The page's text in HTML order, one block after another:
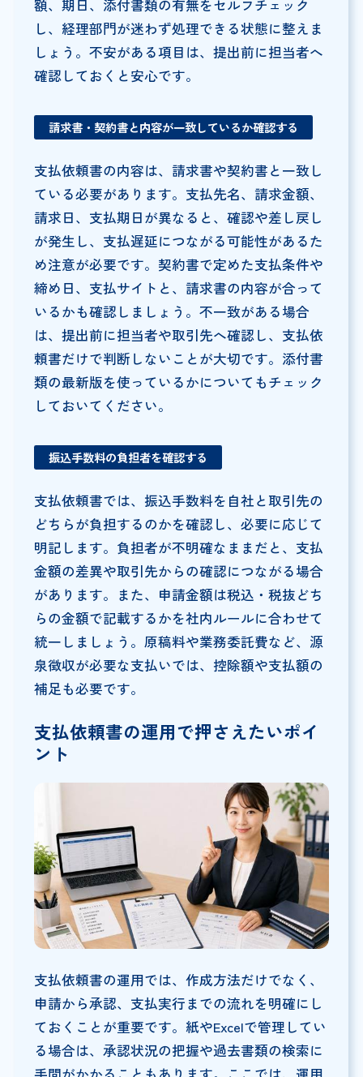
額、期日、添付書類の有無をセルフチェック
し、経理部門が迷わず処理できる状態に整えま
しょう。不安がある項目は、提出前に担当者へ
確認しておくと安心です。
請求書・契約書と内容が一致しているか確認する
支払依頼書の内容は、請求書や契約書と一致し
ている必要があります。支払先名、請求金額、
請求日、支払期日が異なると、確認や差し戻し
が発生し、支払遅延につながる可能性があるた
め注意が必要です。契約書で定めた支払条件や
締め日、支払サイトと、請求書の内容が合って
いるかも確認しましょう。不一致がある場合
は、提出前に担当者や取引先へ確認し、支払依
頼書だけで判断しないことが大切です。添付書
類の最新版を使っているかについてもチェック
しておいてください。
振込手数料の負担者を確認する
支払依頼書では、振込手数料を自社と取引先の
どちらが負担するのかを確認し、必要に応じて
明記します。負担者が不明確なままだと、支払
金額の差異や取引先からの確認につながる場合
があります。また、申請金額は税込・税抜どち
らの金額で記載するかを社内ルールに合わせて
統一しましょう。原稿料や業務委託費など、源
泉徴収が必要な支払いでは、控除額や支払額の
補足も必要です。
支払依頼書の運用で押さえたいポイ
ント
支払依頼書の運用では、作成方法だけでなく、
申請から承認、支払実行までの流れを明確にし
ておくことが重要です。紙やExcelで管理してい
る場合は、承認状況の把握や過去書類の検索に